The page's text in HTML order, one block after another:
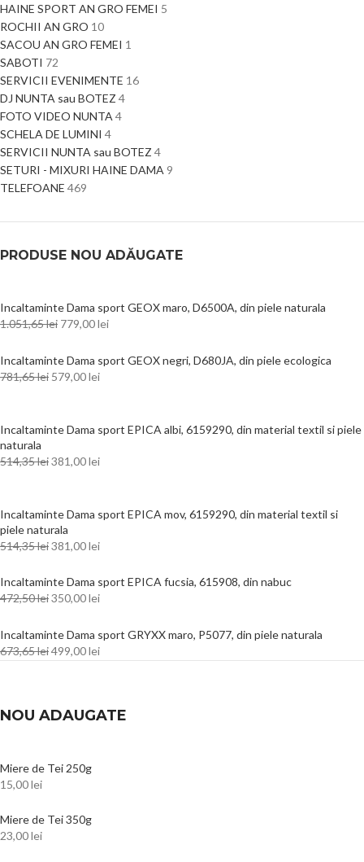
HAINE SPORT AN GRO FEMEI 5
ROCHII AN GRO 10
SACOU AN GRO FEMEI 1
SABOTI 72
SERVICII EVENIMENTE 16
DJ NUNTA sau BOTEZ 4
FOTO VIDEO NUNTA 4
SCHELA DE LUMINI 4
SERVICII NUNTA sau BOTEZ 4
SETURI - MIXURI HAINE DAMA 9
TELEFOANE 469
PRODUSE NOU ADĂUGATE
Incaltaminte Dama sport GEOX maro, D6500A, din piele naturala
1.051,65lei 779,00lei
Incaltaminte Dama sport GEOX negri, D680JA, din piele ecologica
781,65lei 579,00lei
Incaltaminte Dama sport EPICA albi, 6159290, din material textil si piele
naturala
514,35lei381,00lei
Incaltaminte Dama sport EPICA mov, 6159290, din material textil si
piele naturala
514,35lei381,00lei
Incaltaminte Dama sport EPICA fucsia, 615908, din nabuc
472,50lei350,00lei
Incaltaminte Dama sport GRYXX maro, P5077, din piele naturala
673,65lei499,00lei
NOU ADAUGATE
Miere de Tei 250g
15,00lei
Miere de Tei 350g
23,00lei